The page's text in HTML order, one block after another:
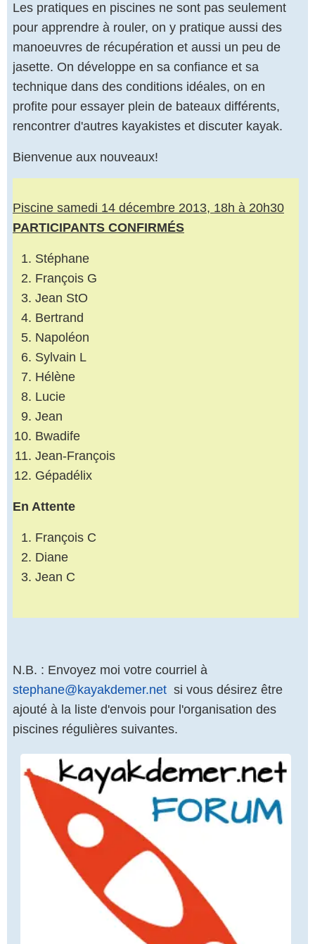
Les pratiques en piscines ne sont pas seulement
pour apprendre à rouler, on y pratique aussi des
manoeuvres de récupération et aussi un peu de
jasette. On développe en sa confiance et sa
technique dans des conditions idéales, on en
profite pour essayer plein de bateaux différents,
rencontrer d'autres kayakistes et discuter kayak.
Bienvenue aux nouveaux!
Piscine samedi 14 décembre 2013, 18h à 20h30
PARTICIPANTS CONFIRMÉS
Stéphane
François G
Jean StO
Bertrand
Napoléon
Sylvain L
Hélène
Lucie
Jean
Bwadife
Jean-François
Gépadélix
En Attente
François C
Diane
Jean C
N.B. : Envoyez moi votre courriel à
stephane@kayakdemer.net si vous désirez être
ajouté à la liste d'envois pour l'organisation des
piscines régulières suivantes.